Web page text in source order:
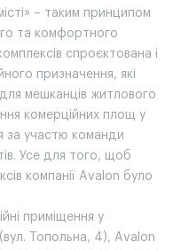
– таким принципом
та комфортного
спроєктована і
призначення, які
мешканців житлового
комерційних площ у
за участю команди
Усе для того, щоб
компанії Avalon було
приміщення у
Топольна, 4), Avalon